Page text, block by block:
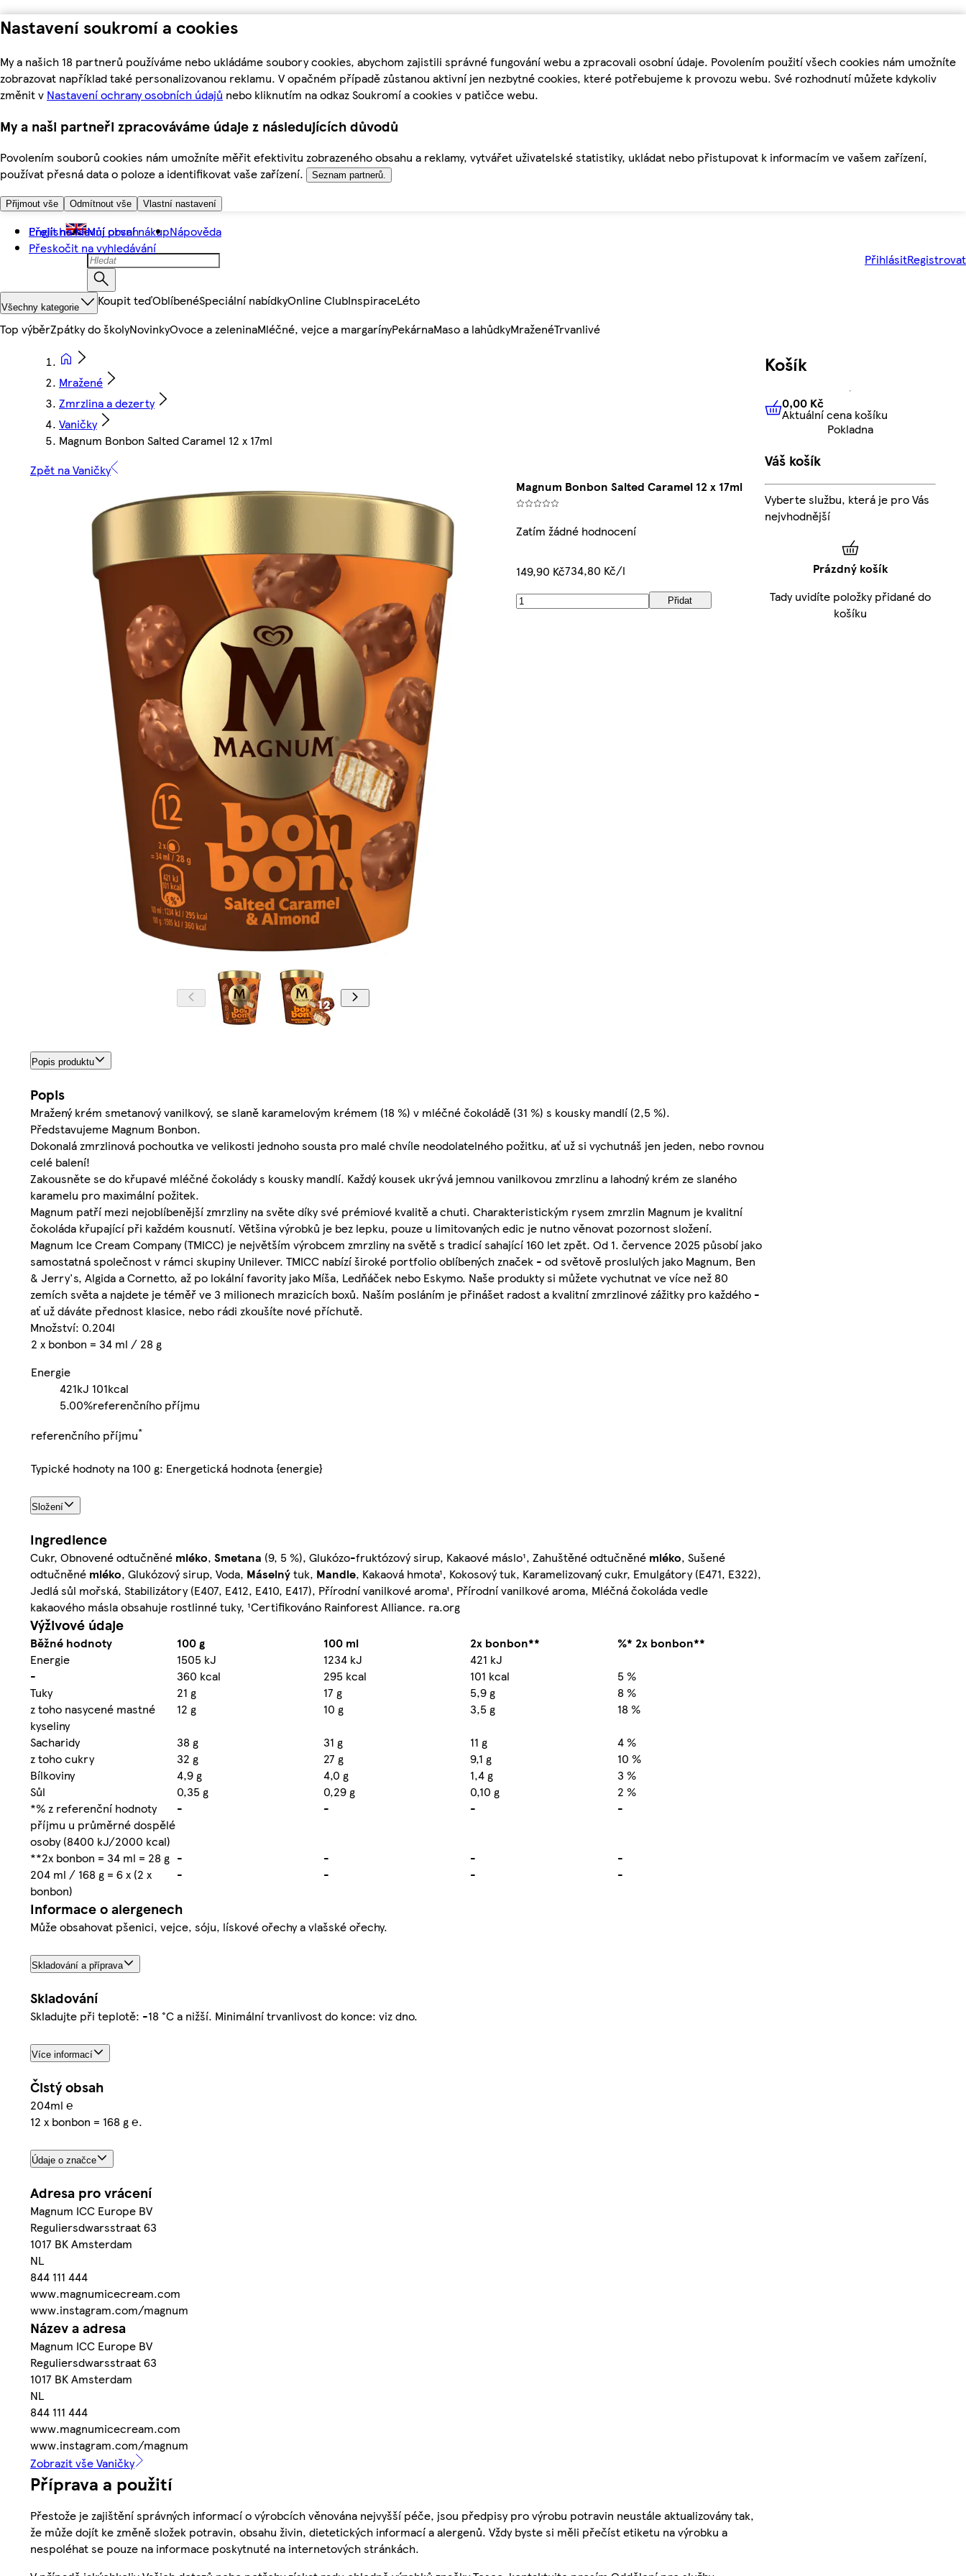
Nastavení soukromí a cookies
My a našich 18 partnerů používáme nebo ukládáme soubory cookies, abychom zajistili správné fungování webu a zpracovali osobní údaje. Povolením použití všech cookies nám umožníte
zobrazovat například také personalizovanou reklamu. V opačném případě zůstanou aktivní jen nezbytné cookies, které potřebujeme k provozu webu. Své rozhodnutí můžete kdykoliv
změnit v Nastavení ochrany osobních údajů nebo kliknutím na odkaz Soukromí a cookies v patičce webu.
My a naši partneři zpracováváme údaje z následujících důvodů
Povolením souborů cookies nám umožníte měřit efektivitu zobrazeného obsahu a reklamy, vytvářet uživatelské statistiky, ukládat nebo přistupovat k informacím ve vašem zařízení,
používat přesná data o poloze a identifikovat vaše zařízení.
Seznam partnerů.
Přijmout vše Odmítnout vše Vlastní nastavení
Přejít na hlavní obsah
Přeskočit na vyhledávání
English Můj první nákupNápověda
PřihlásitRegistrovat
Všechny kategorie Koupit teďOblíbenéSpeciální nabídkyOnline ClubInspiraceLéto
Top výběrZpátky do školyNovinkyOvoce a zeleninaMléčné, vejce a margarínyPekárnaMaso a lahůdkyMraženéTrvanlivé
Mražené
Zmrzlina a dezerty
Vaničky
Magnum Bonbon Salted Caramel 12 x 17ml
Zpět na Vaničky
Magnum Bonbon Salted Caramel 12 x 17ml
Zatím žádné hodnocení
149,90 Kč734,80 Kč/l
Přidat
Popis produktu
Popis
Mražený krém smetanový vanilkový, se slaně karamelovým krémem (18 %) v mléčné čokoládě (31 %) s kousky mandlí (2,5 %).
Představujeme Magnum Bonbon.
Dokonalá zmrzlinová pochoutka ve velikosti jednoho sousta pro malé chvíle neodolatelného požitku, ať už si vychutnáš jen jeden, nebo rovnou
celé balení!
Zakousněte se do křupavé mléčné čokolády s kousky mandlí. Každý kousek ukrývá jemnou vanilkovou zmrzlinu a lahodný krém ze slaného
karamelu pro maximální požitek.
Magnum patří mezi nejoblíbenější zmrzliny na světe díky své prémiové kvalitě a chuti. Charakteristickým rysem zmrzlin Magnum je kvalitní
čokoláda křupající při každém kousnutí. Většina výrobků je bez lepku, pouze u limitovaných edic je nutno věnovat pozornost složení.
Magnum Ice Cream Company (TMICC) je největším výrobcem zmrzliny na světě s tradicí sahající 160 let zpět. Od 1. července 2025 působí jako
samostatná společnost v rámci skupiny Unilever. TMICC nabízí široké portfolio oblíbených značek - od světově proslulých jako Magnum, Ben
& Jerry's, Algida a Cornetto, až po lokální favority jako Míša, Ledňáček nebo Eskymo. Naše produkty si můžete vychutnat ve více než 80
zemích světa a najdete je téměř ve 3 milionech mrazicích boxů. Naším posláním je přinášet radost a kvalitní zmrzlinové zážitky pro každého -
ať už dáváte přednost klasice, nebo rádi zkoušíte nové příchutě.
Množství: 0.204l
2 x bonbon = 34 ml / 28 g
Energie
421kJ 101kcal
5.00%referenčního příjmu
referenčního příjmu*
Typické hodnoty na 100 g: Energetická hodnota {energie}
Složení
Ingredience
Cukr, Obnovené odtučněné mléko, Smetana (9, 5 %), Glukózo-fruktózový sirup, Kakaové máslo¹, Zahuštěné odtučněné mléko, Sušené
odtučněné mléko, Glukózový sirup, Voda, Máselnýtuk, Mandle, Kakaová hmota¹, Kokosový tuk, Karamelizovaný cukr, Emulgátory (E471, E322),
Jedlá sůl mořská, Stabilizátory (E407, E412, E410, E417), Přírodní vanilkové aroma¹, Přírodní vanilkové aroma, Mléčná čokoláda vedle
kakaového másla obsahuje rostlinné tuky, ¹Certifikováno Rainforest Alliance. ra.org
Výživové údaje
Běžné hodnoty 100 g 100 ml 2x bonbon**
%* 2x bonbon**
Energie
1505 kJ 1234 kJ
421 kJ
-
360 kcal 295 kcal 101 kcal
5 %
Tuky
21 g 17 g 5,9 g
8 %
z toho nasycené mastné
kyseliny
12 g 10 g 3,5 g
18 %
Sacharidy
38 g 31 g 11 g
4 %
z toho cukry
32 g 27 g 9,1 g
10 %
Bílkoviny
4,9 g 4,0 g 1,4 g
3 %
Sůl
0,35 g 0,29 g 0,10 g
2 %
*% z referenční hodnoty
příjmu u průměrné dospělé
osoby (8400 kJ/2000 kcal)
- - - -
**2x bonbon = 34 ml = 28 g - - -
-
204 ml / 168 g = 6 x (2 x
bonbon)
- - - -
Informace o alergenech
Může obsahovat pšenici, vejce, sóju, lískové ořechy a vlašské ořechy.
Skladování a příprava
Skladování
Skladujte při teplotě: -18 °C a nižší. Minimální trvanlivost do konce: viz dno.
Více informací
Čistý obsah
204ml ℮
12 x bonbon = 168 g ℮.
Údaje o značce
Adresa pro vrácení
Magnum ICC Europe BV
Reguliersdwarsstraat 63
1017 BK Amsterdam
NL
844 111 444
www.magnumicecream.com
www.instagram.com/magnum
Název a adresa
Magnum ICC Europe BV
Reguliersdwarsstraat 63
1017 BK Amsterdam
NL
844 111 444
www.magnumicecream.com
www.instagram.com/magnum
Zobrazit vše Vaničky
Příprava a použití
Přestože je zajištění správných informací o výrobcích věnována nejvyšší péče, jsou předpisy pro výrobu potravin neustále aktualizovány tak,
že může dojít ke změně složek potravin, obsahu živin, dietetických informací a alergenů. Vždy byste si měli přečíst etiketu na výrobku a
nespoléhat se pouze na informace poskytnuté na internetových stránkách.
Košík
0,00 KčAktuální cena košíku
0,00 Kč
Aktuální cena košíku
Pokladna
Váš košík
Vyberte službu, která je pro Vás
nejvhodnější
Prázdný košík
Tady uvidíte položky přidané do
košíku